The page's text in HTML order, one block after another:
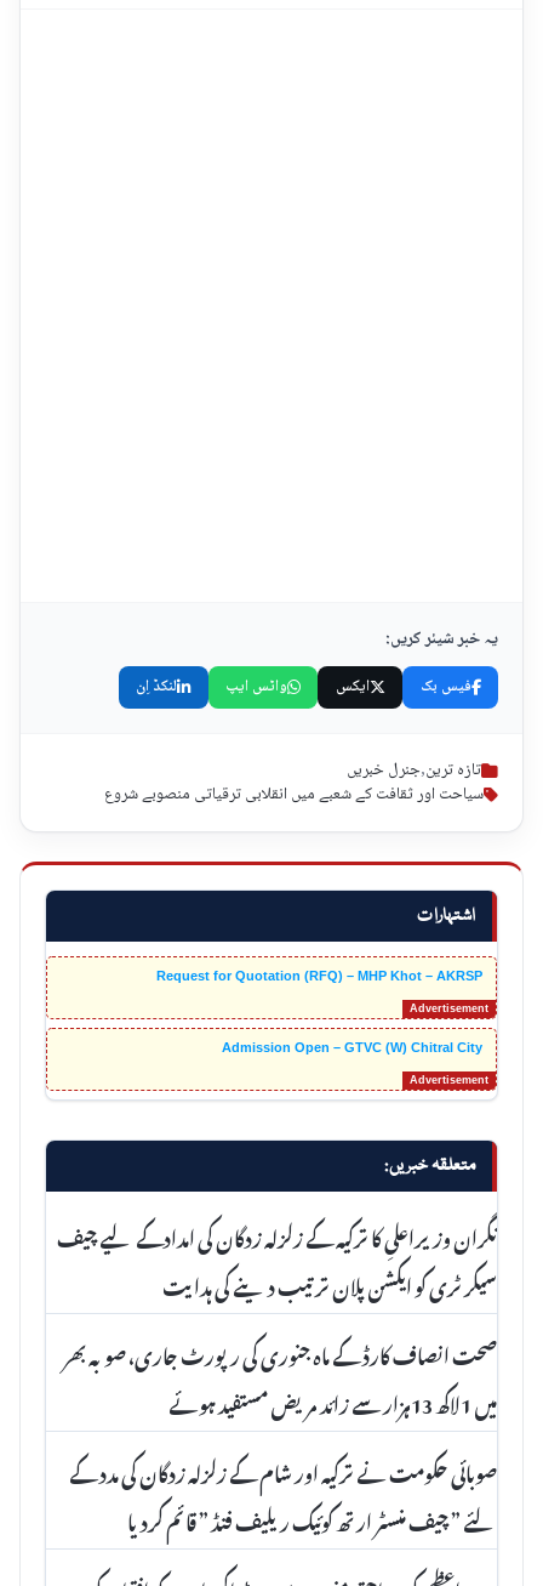
اشتہارات
Request for Quotation (RFQ) – MHP Khot – AKRSP
Admission Open – GTVC (W) Chitral City
متعلقہ خبریں:
نگران وزیراعلیِ کا ترکیہ کے زلزلہ زدگان کی امدادکے لیے چیف
سیکرٹری کو ایکشن پلان ترتیب دینے کی ہدایت
صحت انصاف کارڈ کے ماہ جنوری کی رپورٹ جاری، صوبہ بھر
میں 1لاکھ 13ہزار سے زائد مریض مستفید ہوئے
صوبائی حکومت نے ترکیہ اور شام کے زلزلہ زدگان کی مدد کے
لئے ” چیف منسٹر ارتھ کوئیک ریلیف فنڈ ” قائم کردیا
یہ خبر شیئر کریں:
فیس بک ایکس واٹس ایپ لنکڈ اِن
تازہ ترین,جنرل خبریں
سیاحت اور ثقافت کے شعبے میں انقلابی ترقیاتی منصوبے شروع